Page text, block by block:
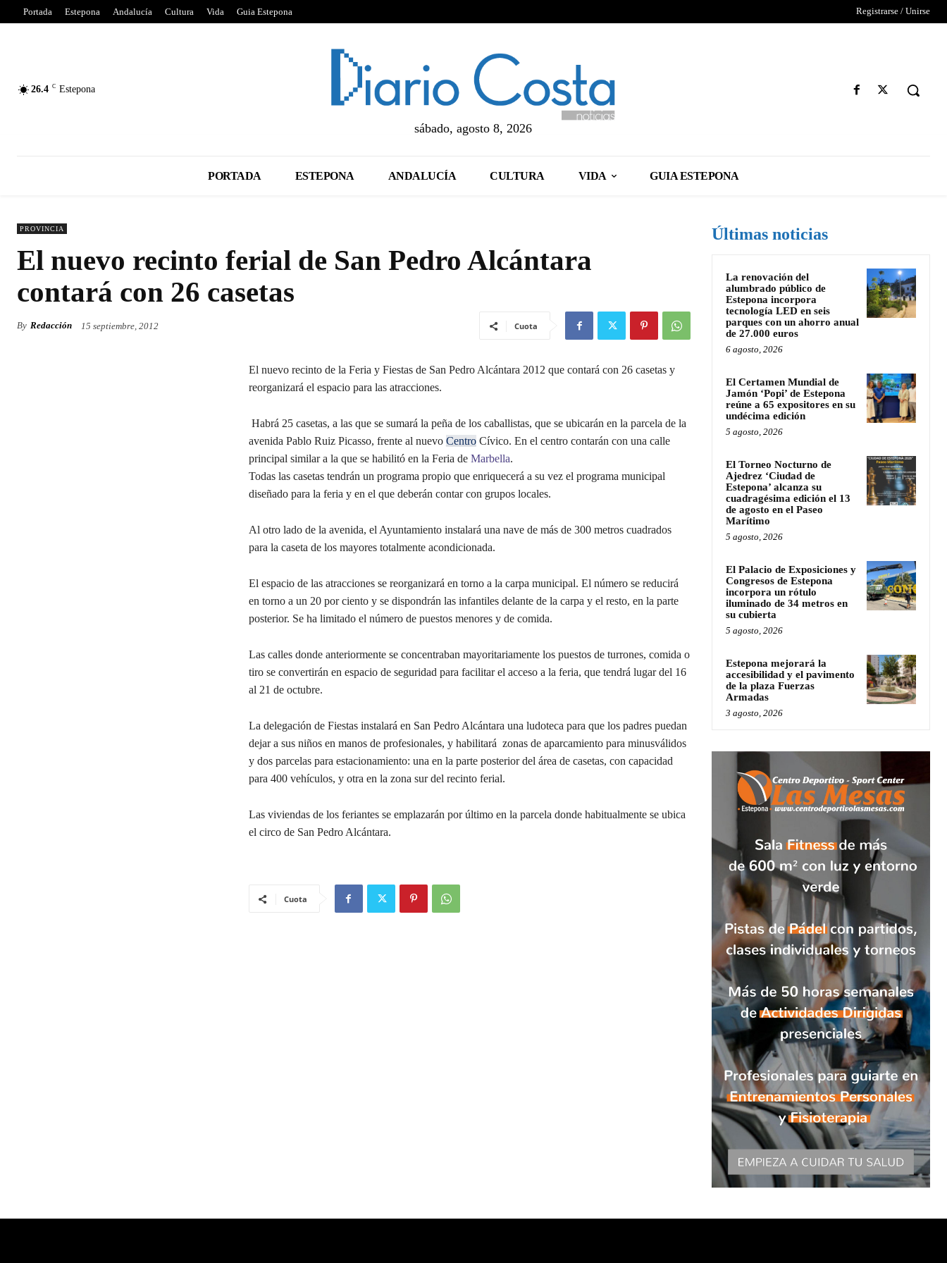
Portada Estepona Andalucía Cultura Vida Guia Estepona Registrarse / Unirse
26.4 C Estepona
sábado, agosto 8, 2026
PORTADA ESTEPONA ANDALUCÍA CULTURA VIDA GUIA ESTEPONA
PROVINCIA
El nuevo recinto ferial de San Pedro Alcántara
contará con 26 casetas
By Redacción 15 septiembre, 2012 Cuota
El nuevo recinto de la Feria y Fiestas de San Pedro Alcántara 2012 que contará con 26 casetas y
reorganizará el espacio para las atracciones.
Habrá 25 casetas, a las que se sumará la peña de los caballistas, que se ubicarán en la parcela de la
avenida Pablo Ruiz Picasso, frente al nuevo CentroCívico. En el centro contarán con una calle
principal similar a la que se habilitó en la Feria de Marbella.
Todas las casetas tendrán un programa propio que enriquecerá a su vez el programa municipal
diseñado para la feria y en el que deberán contar con grupos locales.
Al otro lado de la avenida, el Ayuntamiento instalará una nave de más de 300 metros cuadrados
para la caseta de los mayores totalmente acondicionada.
El espacio de las atracciones se reorganizará en torno a la carpa municipal. El número se reducirá
en torno a un 20 por ciento y se dispondrán las infantiles delante de la carpa y el resto, en la parte
posterior. Se ha limitado el número de puestos menores y de comida.
Las calles donde anteriormente se concentraban mayoritariamente los puestos de turrones, comida o
tiro se convertirán en espacio de seguridad para facilitar el acceso a la feria, que tendrá lugar del 16
al 21 de octubre.
La delegación de Fiestas instalará en San Pedro Alcántara una ludoteca para que los padres puedan
dejar a sus niños en manos de profesionales, y habilitará zonas de aparcamiento para minusválidos
y dos parcelas para estacionamiento: una en la parte posterior del área de casetas, con capacidad
para 400 vehículos, y otra en la zona sur del recinto ferial.
Las viviendas de los feriantes se emplazarán por último en la parcela donde habitualmente se ubica
el circo de San Pedro Alcántara.
Cuota
Últimas noticias
La renovación del
alumbrado público de
Estepona incorpora
tecnología LED en seis
parques con un ahorro anual
de 27.000 euros
6 agosto, 2026
El Certamen Mundial de
Jamón ‘Popi’ de Estepona
reúne a 65 expositores en su
undécima edición
5 agosto, 2026
El Torneo Nocturno de
Ajedrez ‘Ciudad de
Estepona’ alcanza su
cuadragésima edición el 13
de agosto en el Paseo
Marítimo
5 agosto, 2026
El Palacio de Exposiciones y
Congresos de Estepona
incorpora un rótulo
iluminado de 34 metros en
su cubierta
5 agosto, 2026
Estepona mejorará la
accesibilidad y el pavimento
de la plaza Fuerzas
Armadas
3 agosto, 2026